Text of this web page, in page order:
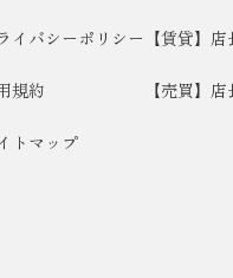
イバシーポリシー
規約
トマップ
【賃貸】
【売買】